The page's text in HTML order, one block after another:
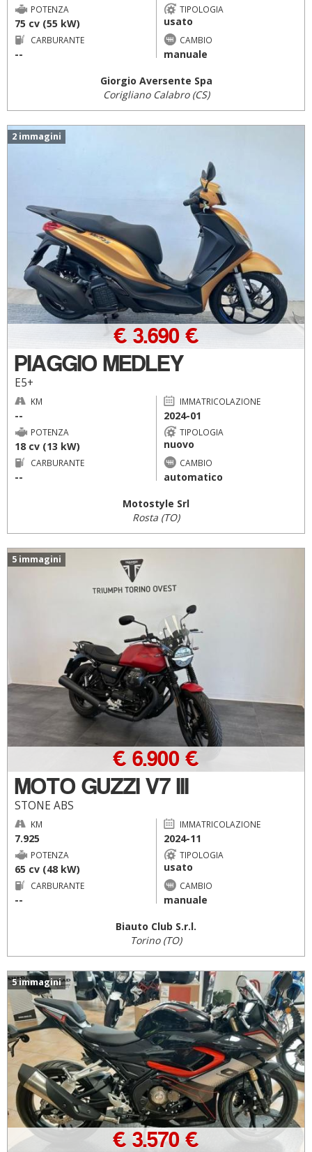
POTENZA
75 cv (55 kW)
TIPOLOGIA
usato
CARBURANTE
--
CAMBIO
manuale
Giorgio Aversente Spa
Corigliano Calabro (CS)
2 immagini
PIAGGIO MEDLEY
E5+
€ 3.690 €
KM
--
IMMATRICOLAZIONE
2024-01
POTENZA
18 cv (13 kW)
TIPOLOGIA
nuovo
CARBURANTE
--
CAMBIO
automatico
Motostyle Srl
Rosta (TO)
5 immagini
MOTO GUZZI V7 III
STONE ABS
€ 6.900 €
KM
7.925
IMMATRICOLAZIONE
2024-11
POTENZA
65 cv (48 kW)
TIPOLOGIA
usato
CARBURANTE
--
CAMBIO
manuale
Biauto Club S.r.l.
Torino (TO)
5 immagini
€ 3.570 €